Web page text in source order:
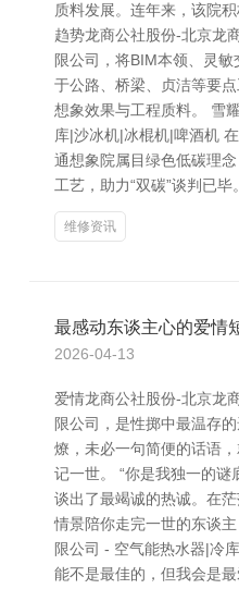
质料发展。连年来，该院
趋势龙商公社股份-北京龙
限公司，将BIM本领、灵
于公路、桥梁、贞洁等要
想象效果与工程质料。 雪
库|沙冰机|冰棍机|啤酒机
通想象院属目绿色低碳理
工艺，助力“双碳”谈判已
维修资讯
最感动东谈主心的爱情
2026-04-13
爱情龙商公社股份-北京龙
限公司，是性掷中最温存
燎，未必一句简便的话语
记一世。 “你是我独一的谜
谈出了最竭诚的热诚。在
情景陪你走完一世的东谈
限公司 - 空气能热水器|冷
能不是最佳的，但我会是